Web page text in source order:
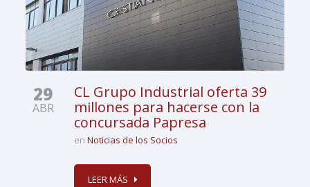
29
ABR
CL Grupo Industrial oferta 39
millones para hacerse con la
concursada Papresa
enNoticias de los Socios
LEER MÁS